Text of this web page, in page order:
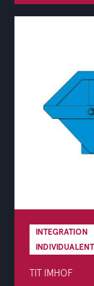
INTEGRATION
TIT IMHOF